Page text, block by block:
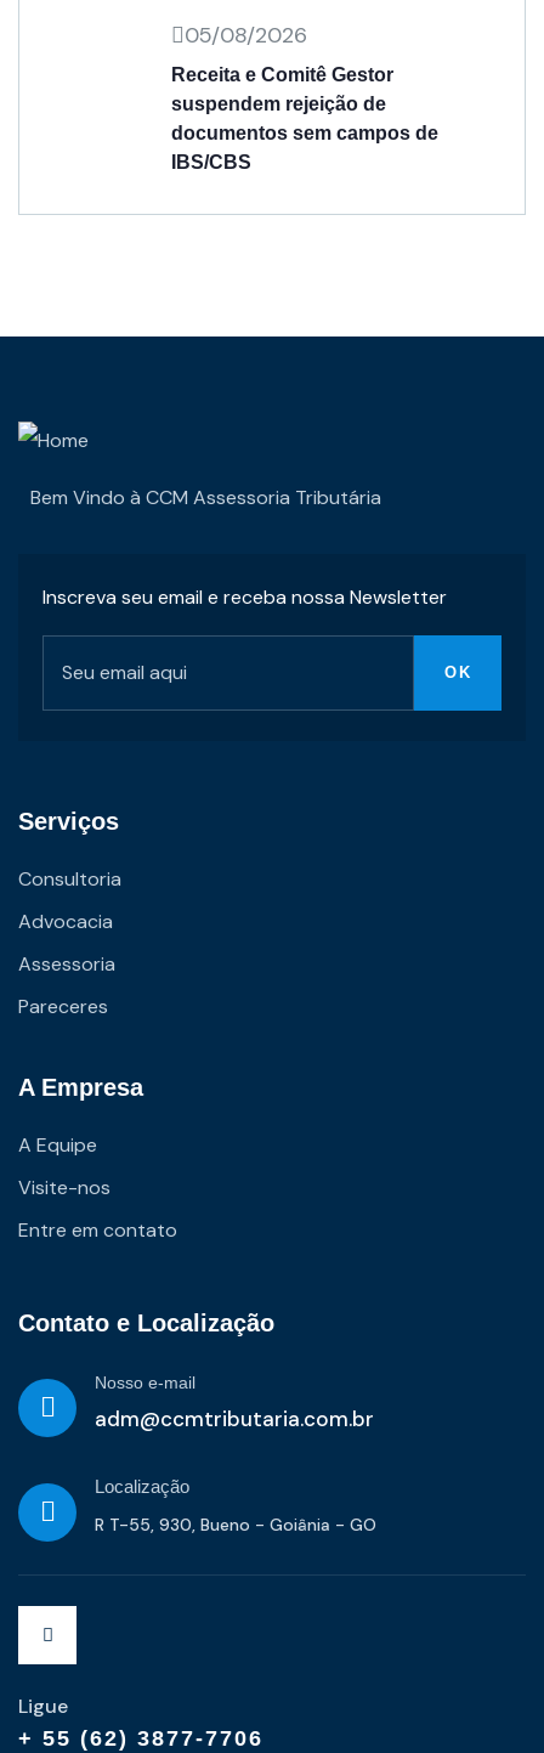
05/08/2026
Receita e Comitê Gestor
suspendem rejeição de
documentos sem campos de
IBS/CBS
Bem Vindo à CCM Assessoria Tributária
Inscreva seu email e receba nossa Newsletter
Serviços
Consultoria
Advocacia
Assessoria
Pareceres
A Empresa
A Equipe
Visite-nos
Entre em contato
Contato e Localização
Nosso e-mail
adm@ccmtributaria.com.br
Localização
R T-55, 930, Bueno - Goiânia - GO
Ligue
+ 55 (62) 3877-7706